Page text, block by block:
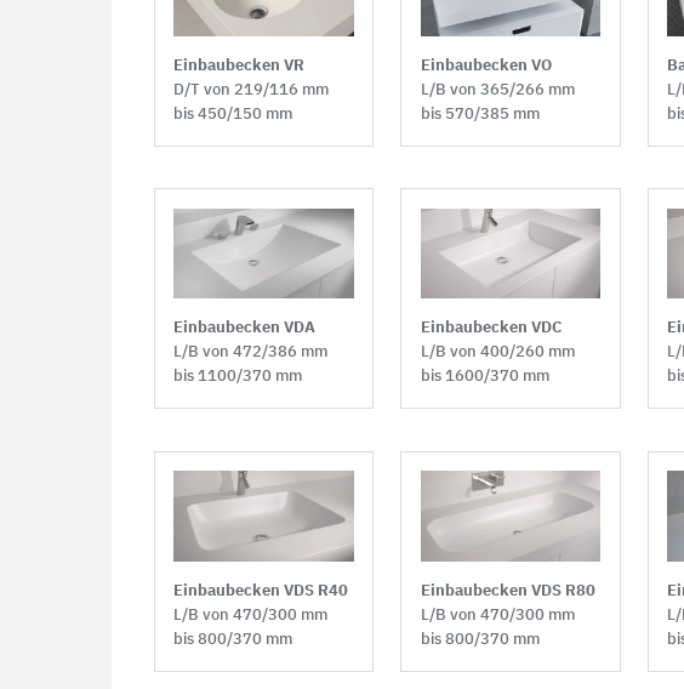
Einbaubecken VR
D/T von 219/116 mm
bis 450/150 mm
Einbaubecken VO
L/B von 365/266 mm
bis 570/385 mm
Einbaubecken VDA
L/B von 472/386 mm
bis 1100/370 mm
Einbaubecken VDC
L/B von 400/260 mm
bis 1600/370 mm
Einbaubecken VDS R40
L/B von 470/300 mm
bis 800/370 mm
Einbaubecken VDS R80
L/B von 470/300 mm
bis 800/370 mm